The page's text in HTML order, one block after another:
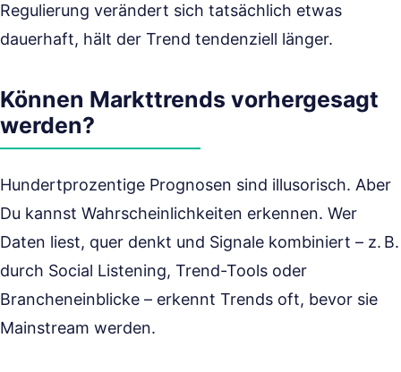
Regulierung verändert sich tatsächlich etwas
dauerhaft, hält der Trend tendenziell länger.
Können Markttrends vorhergesagt
werden?
Hundertprozentige Prognosen sind illusorisch. Aber
Du kannst Wahrscheinlichkeiten erkennen. Wer
Daten liest, quer denkt und Signale kombiniert – z. B.
durch Social Listening, Trend-Tools oder
Brancheneinblicke – erkennt Trends oft, bevor sie
Mainstream werden.